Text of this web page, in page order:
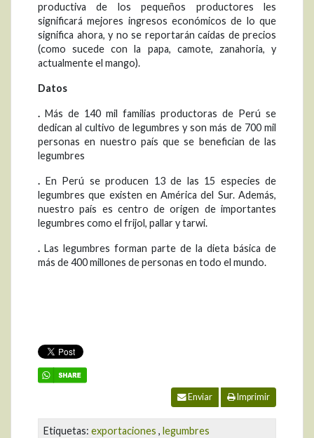
productiva de los pequeños productores les
significará mejores ingresos económicos de lo que
significa ahora, y no se reportarán caídas de precios
(como sucede con la papa, camote, zanahoria, y
actualmente el mango).
Datos
. Más de 140 mil familias productoras de Perú se
dedican al cultivo de legumbres y son más de 700 mil
personas en nuestro país que se benefician de las
legumbres
. En Perú se producen 13 de las 15 especies de
legumbres que existen en América del Sur. Además,
nuestro país es centro de origen de importantes
legumbres como el frijol, pallar y tarwi.
. Las legumbres forman parte de la dieta básica de
más de 400 millones de personas en todo el mundo.
Enviar Imprimir
Etiquetas: exportaciones , legumbres